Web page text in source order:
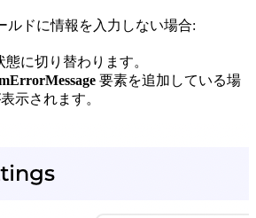
ルドに情報を入力しない場合:
態に切り替わります。
要素を追加している場
示されます。